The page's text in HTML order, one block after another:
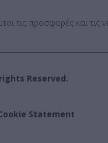
τις προσφορές και τις
Reserved.
Statement